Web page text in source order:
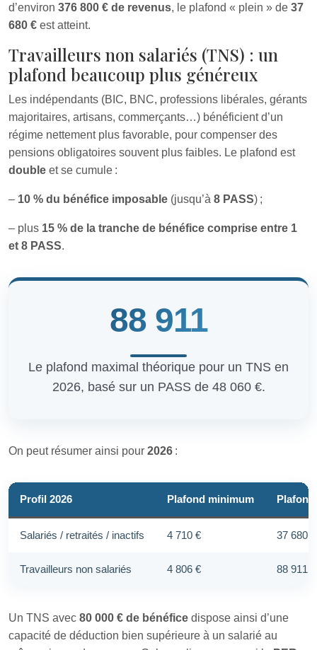
d’environ 376 800 € de revenus, le plafond « plein » de 37
680 € est atteint.
Travailleurs non salariés (TNS) : un
plafond beaucoup plus généreux
Les indépendants (BIC, BNC, professions libérales, gérants
majoritaires, artisans, commerçants…) bénéficient d’un
régime nettement plus favorable, pour compenser des
pensions obligatoires souvent plus faibles. Le plafond est
double et se cumule :
– 10 % du bénéfice imposable (jusqu’à 8 PASS) ;
– plus 15 % de la tranche de bénéfice comprise entre 1
et 8 PASS.
88 911
Le plafond maximal théorique pour un TNS en
2026, basé sur un PASS de 48 060 €.
On peut résumer ainsi pour 2026 :
Profil 2026 Plafond minimum
Salariés / retraités / inactifs 4 710 € 37 680 €
Travailleurs non salariés 4 806 € 88 911 €
Un TNS avec 80 000 € de bénéfice dispose ainsi d’une
capacité de déduction bien supérieure à un salarié au